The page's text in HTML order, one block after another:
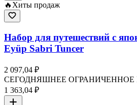
🔥 Хиты продаж
Набор для путешествий с
Eyüp Sabri Tuncer
2 097,04 ₽
СЕГОДНЯШНЕЕ
1 363,04 ₽